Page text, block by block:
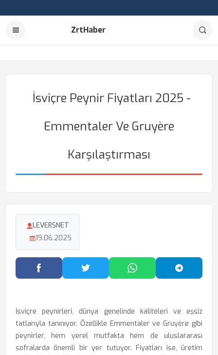
ZrtHaber
İsviçre Peynir Fiyatları 2025 -
Emmentaler Ve Gruyère
Karşılaştırması
LEVERSNET
19.06.2025
Facebook'ta PaylaşTwitter'da PaylaşWhatsApp'ta Paylaş
İsviçre peynirleri, dünya genelinde kaliteleri ve eşsiz
tatlarıyla tanınıyor. Özellikle Emmentaler ve Gruyère gibi
peynirler, hem yerel mutfakta hem de uluslararası
sofralarda önemli bir yer tutuyor. Fiyatları ise, üretim